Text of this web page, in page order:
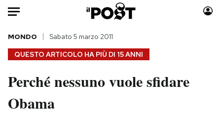
Auto
HOME
Italia
Politica
Moda
QUESTO ARTICOLO HA PIÙ DI 15 ANNI
MONDO Sabato 5 marzo 2011
Perché nessuno vuole sfidare
Obama